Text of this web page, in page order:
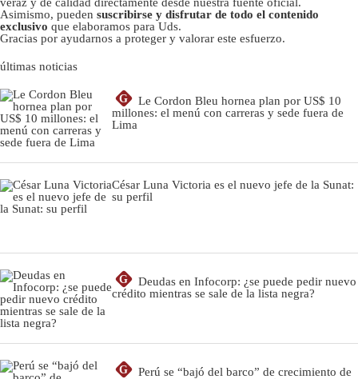
Asimismo, pueden suscribirse y disfrutar de todo el contenido
exclusivo que elaboramos para Uds.
Gracias por ayudarnos a proteger y valorar este esfuerzo.
últimas noticias
G
Le Cordon Bleu hornea plan por US$ 10
millones: el menú con carreras y sede fuera de
Lima
César Luna Victoria es el nuevo jefe de la Sunat:
su perfil
G
Deudas en Infocorp: ¿se puede pedir nuevo
crédito mientras se sale de la lista negra?
G
Perú se “bajó del barco” de crecimiento de